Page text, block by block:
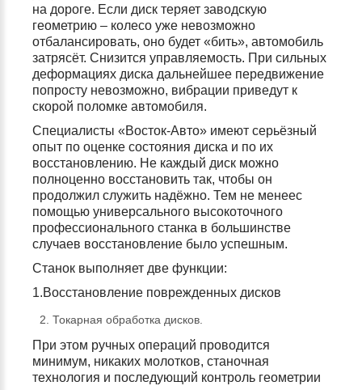
на дороге. Если диск теряет заводскую
геометрию – колесо уже невозможно
отбалансировать, оно будет «бить», автомобиль
затрясёт. Снизится управляемость. При сильных
деформациях диска дальнейшее передвижение
попросту невозможно, вибрации приведут к
скорой поломке автомобиля.
Специалисты «Восток-Авто» имеют серьёзный
опыт по оценке состояния диска и по их
восстановлению. Не каждый диск можно
полноценно восстановить так, чтобы он
продолжил служить надёжно. Тем не менеес
помощью универсального высокоточного
профессионального станка в большинстве
случаев восстановление было успешным.
Станок выполняет две функции:
1.Восстановление поврежденных дисков
Токарная обработка дисков.
При этом ручных операций проводится
минимум, никаких молотков, станочная
технология и последующий контроль геометрии